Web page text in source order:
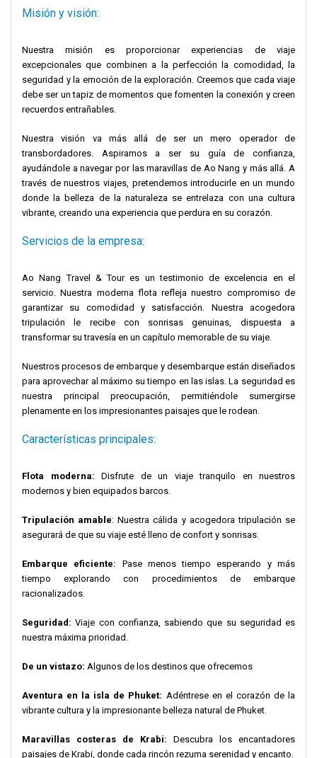
Misión y visión:
Nuestra misión es proporcionar experiencias de viaje
excepcionales que combinen a la perfección la comodidad, la
seguridad y la emoción de la exploración. Creemos que cada viaje
debe ser un tapiz de momentos que fomenten la conexión y creen
recuerdos entrañables.
Nuestra visión va más allá de ser un mero operador de
transbordadores. Aspiramos a ser su guía de confianza,
ayudándole a navegar por las maravillas de Ao Nang y más allá. A
través de nuestros viajes, pretendemos introducirle en un mundo
donde la belleza de la naturaleza se entrelaza con una cultura
vibrante, creando una experiencia que perdura en su corazón.
Servicios de la empresa:
Ao Nang Travel & Tour es un testimonio de excelencia en el
servicio. Nuestra moderna flota refleja nuestro compromiso de
garantizar su comodidad y satisfacción. Nuestra acogedora
tripulación le recibe con sonrisas genuinas, dispuesta a
transformar su travesía en un capítulo memorable de su viaje.
Nuestros procesos de embarque y desembarque están diseñados
para aprovechar al máximo su tiempo en las islas. La seguridad es
nuestra principal preocupación, permitiéndole sumergirse
plenamente en los impresionantes paisajes que le rodean.
Características principales:
Flota moderna: Disfrute de un viaje tranquilo en nuestros
modernos y bien equipados barcos.
Tripulación amable: Nuestra cálida y acogedora tripulación se
asegurará de que su viaje esté lleno de confort y sonrisas.
Embarque eficiente: Pase menos tiempo esperando y más
tiempo explorando con procedimientos de embarque
racionalizados.
Seguridad: Viaje con confianza, sabiendo que su seguridad es
nuestra máxima prioridad.
De un vistazo: Algunos de los destinos que ofrecemos
Aventura en la isla de Phuket: Adéntrese en el corazón de la
vibrante cultura y la impresionante belleza natural de Phuket.
Maravillas costeras de Krabi: Descubra los encantadores
paisajes de Krabi, donde cada rincón rezuma serenidad y encanto.